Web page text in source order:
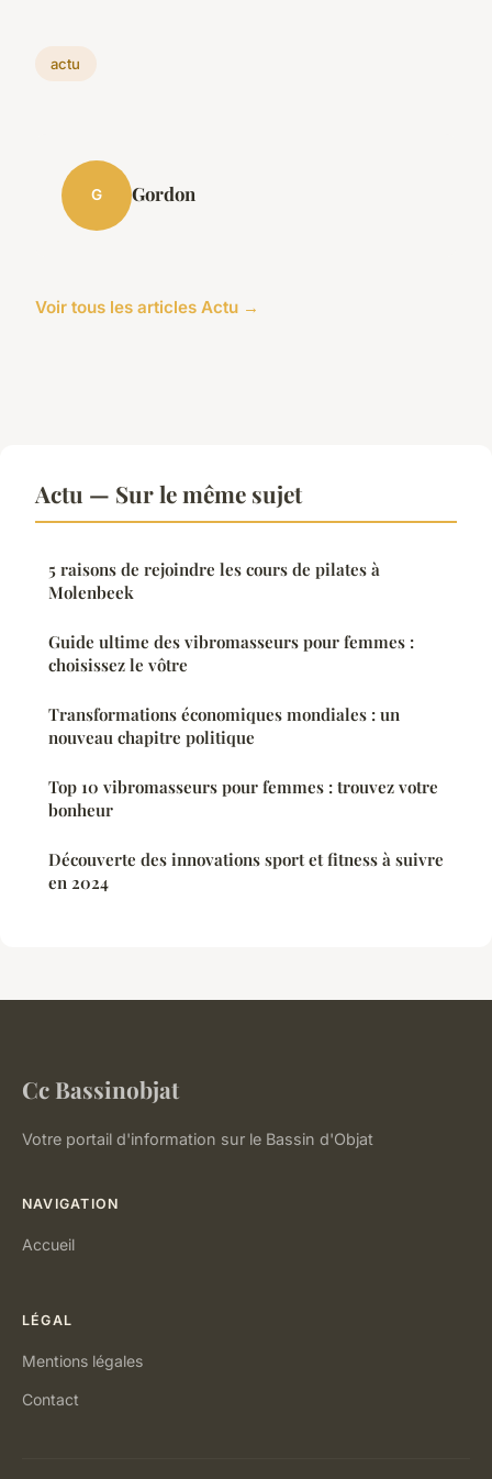
actu
G Gordon
Voir tous les articles Actu →
Actu — Sur le même sujet
5 raisons de rejoindre les cours de pilates à
Molenbeek
Guide ultime des vibromasseurs pour femmes :
choisissez le vôtre
Transformations économiques mondiales : un
nouveau chapitre politique
Top 10 vibromasseurs pour femmes : trouvez votre
bonheur
Découverte des innovations sport et fitness à suivre
en 2024
Cc Bassinobjat
Votre portail d'information sur le Bassin d'Objat
NAVIGATION
Accueil
LÉGAL
Mentions légales
Contact